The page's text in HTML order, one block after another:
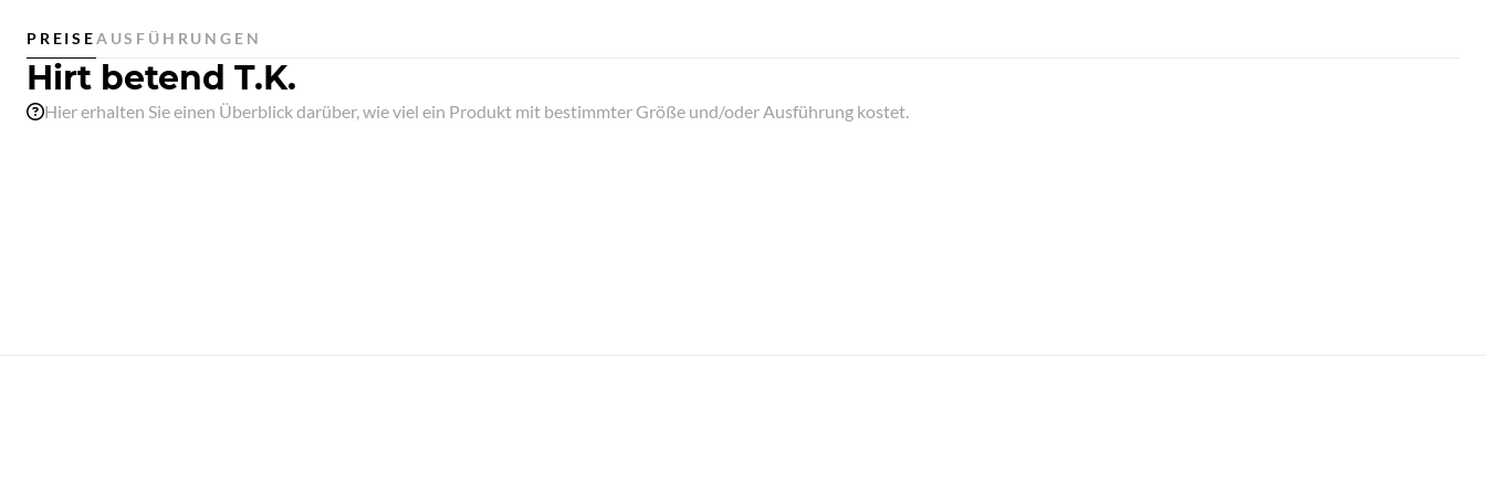
PREISEAUSFÜHRUNGEN
Hirt betend T.K.
Hier erhalten Sie einen Überblick darüber, wie viel ein Produkt mit bestimmter Größe und/oder Ausführung kostet.